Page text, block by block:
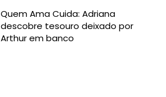
Quem Ama Cuida: Adriana
descobre tesouro deixado por
Arthur em banco